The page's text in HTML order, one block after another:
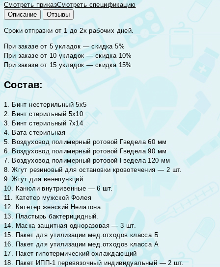
Смотреть приказСмотреть спецификацию
Описание
Отзывы
Сроки отправки от 1 до 2х рабочих дней.
При заказе от 5 укладок — скидка 5%
При заказе от 10 укладок — скидка 10%
При заказе от 15 укладок — скидка 15%
Состав:
1. Бинт нестерильный 5х5
2. Бинт стерильный 5х10
3. Бинт стерильный 7х14
4. Вата стерильная
5. Воздуховод полимерный ротовой Гведела 60 мм
6. Воздуховод полимерный ротовой Гведела 90 мм
7. Воздуховод полимерный ротовой Гведела 120 мм
8. Жгут резиновый для остановки кровотечения — 2 шт.
9. Жгут для венепункций
10. Канюли внутривенные — 6 шт.
11. Катетер мужской Фолея
12. Катетер женский Нелатона
13. Пластырь бактерицидный.
14. Маска защитная одноразовая — 3 шт.
15. Пакет для утилизации мед.отходов класса Б
16. Пакет для утилизации мед.отходов класса А
17. Пакет гипотермический охлаждающий
18. Пакет ИПП-1 перевязочный индивидуальный — 2 шт.